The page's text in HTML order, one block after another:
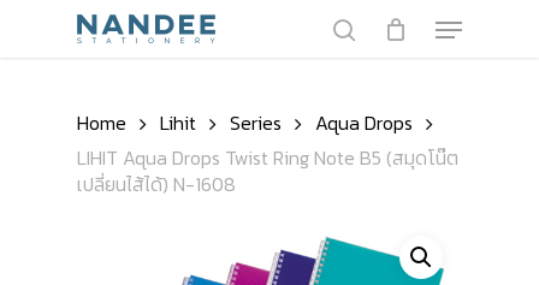
Menu
Home Lihit Series
Aqua Drops
LIHIT Aqua Drops Twist Ring Note B5 (สมุดโน๊ต
เปลี่ยนไส้ได้) N-1608